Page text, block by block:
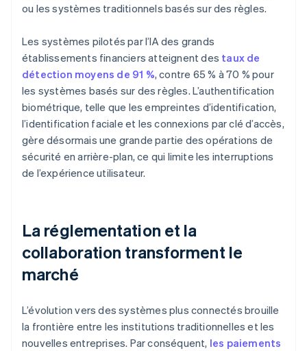
ou les systèmes traditionnels basés sur des règles.
Les systèmes pilotés par l’IA des grands
établissements financiers atteignent des taux de
détection moyens de 91 %, contre 65 % à 70 % pour
les systèmes basés sur des règles. L’authentification
biométrique, telle que les empreintes d’identification,
l’identification faciale et les connexions par clé d’accès,
gère désormais une grande partie des opérations de
sécurité en arrière-plan, ce qui limite les interruptions
de l’expérience utilisateur.
La réglementation et la
collaboration transforment le
marché
L’évolution vers des systèmes plus connectés brouille
la frontière entre les institutions traditionnelles et les
nouvelles entreprises. Par conséquent, les paiements